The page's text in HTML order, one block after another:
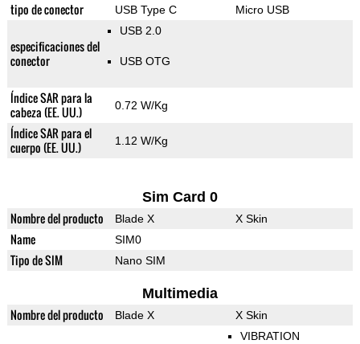
tipo de conector USB Type C Micro USB
especificaciones del
conector
USB 2.0
USB OTG
Índice SAR para la
cabeza (EE. UU.)
0.72 W/Kg
Índice SAR para el
cuerpo (EE. UU.)
1.12 W/Kg
Sim Card 0
Nombre del producto Blade X X Skin
Name SIM0
Tipo de SIM Nano SIM
Multimedia
Nombre del producto Blade X X Skin
VIBRATION